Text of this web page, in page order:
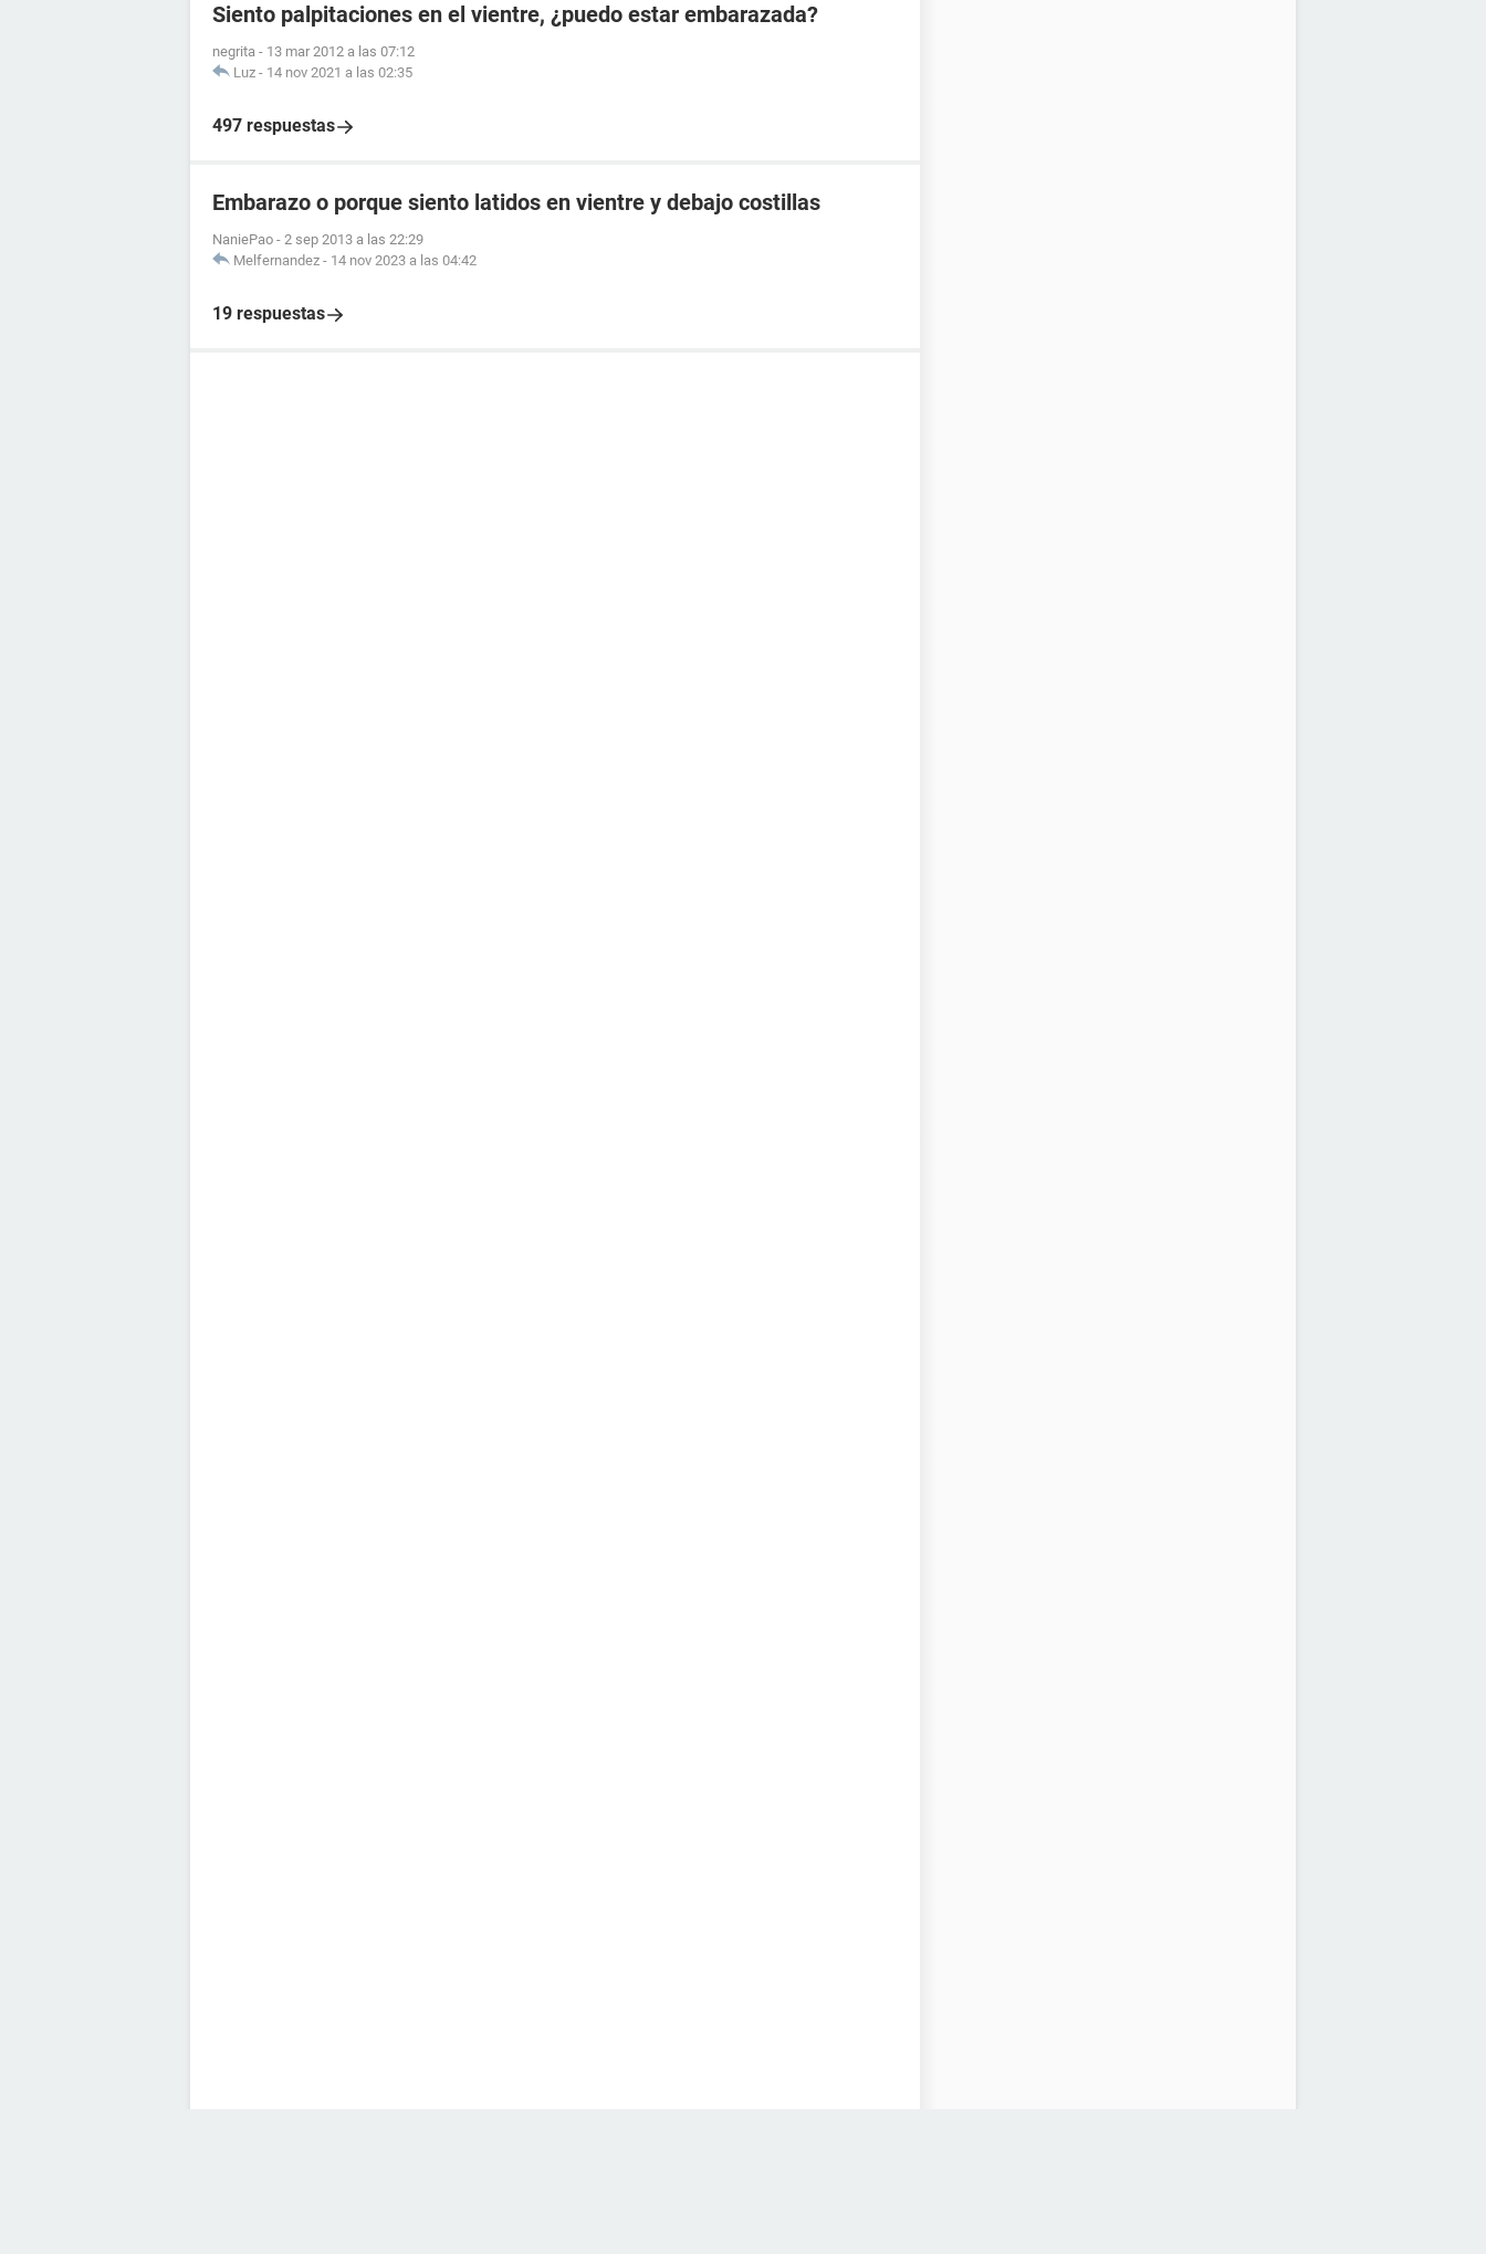
Siento palpitaciones en el vientre, ¿puedo estar embarazada?
negrita - 13 mar 2012 a las 07:12
Luz - 14 nov 2021 a las 02:35
497 respuestas
Embarazo o porque siento latidos en vientre y debajo costillas
NaniePao - 2 sep 2013 a las 22:29
Melfernandez - 14 nov 2023 a las 04:42
19 respuestas